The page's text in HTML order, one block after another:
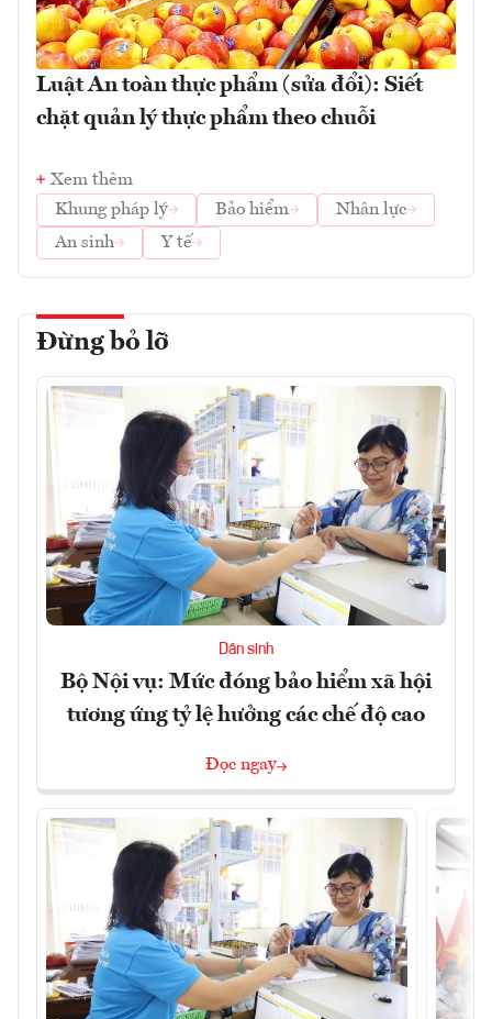
Luật An toàn thực phẩm (sửa đổi): Siết
chặt quản lý thực phẩm theo chuỗi
Xem thêm
Khung pháp lý
Bảo hiểm
Nhân lực
An sinh
Y tế
Đừng bỏ lỡ
Dân sinh
Bộ Nội vụ: Mức đóng bảo hiểm xã hội
tương ứng tỷ lệ hưởng các chế độ cao
Đọc ngay